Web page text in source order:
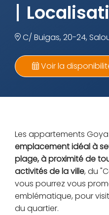
C/ Buigas, 20-24,
Voir la
Les appartements
emplacement idéal à
plage, à proximité de
activités de la ville, du
vous pourrez vous
emblématique, pour
du quartier.